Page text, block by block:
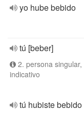
yo hube bebido
tú [beber]
2. persona
indicativo
tú hubiste bebido